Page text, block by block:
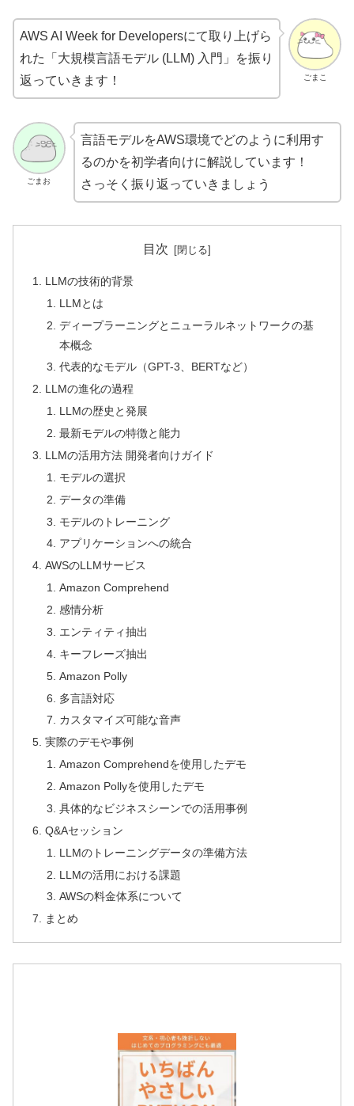
ごまこ
AWS AI Week for Developersにて取り上げら
れた「大規模言語モデル (LLM) 入門」を振り
返っていきます！
ごまお
言語モデルをAWS環境でどのように利用す
るのかを初学者向けに解説しています！
さっそく振り返っていきましょう
目次
LLMの技術的背景
LLMとは
ディープラーニングとニューラルネットワークの基
本概念
代表的なモデル（GPT-3、BERTなど）
LLMの進化の過程
LLMの歴史と発展
最新モデルの特徴と能力
LLMの活用方法 開発者向けガイド
モデルの選択
データの準備
モデルのトレーニング
アプリケーションへの統合
AWSのLLMサービス
Amazon Comprehend
感情分析
エンティティ抽出
キーフレーズ抽出
Amazon Polly
多言語対応
カスタマイズ可能な音声
実際のデモや事例
Amazon Comprehendを使用したデモ
Amazon Pollyを使用したデモ
具体的なビジネスシーンでの活用事例
Q&Aセッション
LLMのトレーニングデータの準備方法
LLMの活用における課題
AWSの料金体系について
まとめ